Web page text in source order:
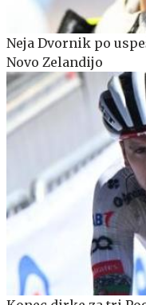
Neja Dvornik po
Novo Zelandijo